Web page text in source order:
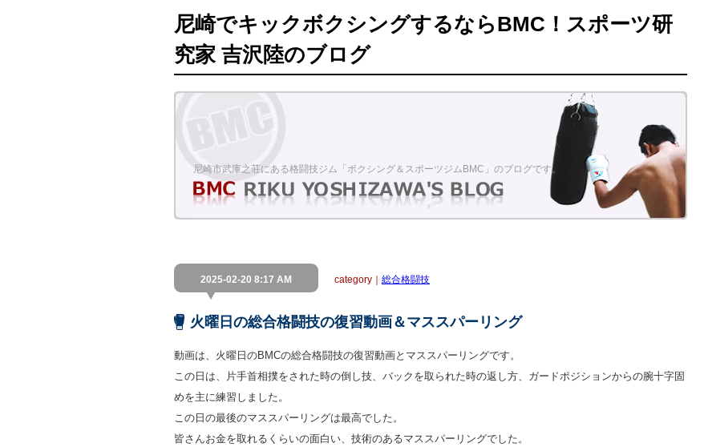
尼崎でキックボクシングするならBMC！スポーツ研
究家 吉沢陸のブログ
尼崎市武庫之荘にある格闘技ジム「ボクシング＆スポーツジムBMC」のブログです。
2025-02-20 8:17 AM category｜ 総合格闘技
火曜日の総合格闘技の復習動画＆マススパーリング
動画は、火曜日のBMCの総合格闘技の復習動画とマススパーリングです。
この日は、片手首相撲をされた時の倒し技、バックを取られた時の返し方、ガードポジションからの腕十字固
めを主に練習しました。
この日の最後のマススパーリングは最高でした。
皆さんお金を取れるくらいの面白い、技術のあるマススパーリングでした。